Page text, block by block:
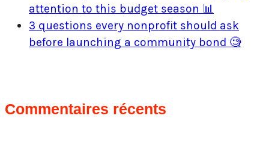
attention to this budget season 📊
3 questions every nonprofit should ask
before launching a community bond 🧐
Commentaires récents